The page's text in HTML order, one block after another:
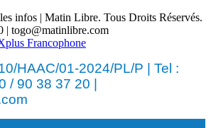
infos | Matin Libre. Tous Droits Réservés.
| togo@matinlibre.com
Francophone
HAAC/01-2024/PL/P | Tel :
/ 90 38 37 20 |